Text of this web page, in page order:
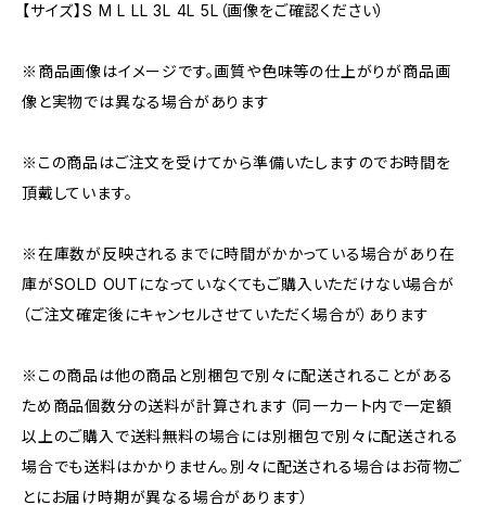
【サイズ】S M L LL 3L 4L 5L（画像をご確認ください）
※商品画像はイメージです。画質や色味等の仕上がりが商品画
像と実物では異なる場合があります
※この商品はご注文を受けてから準備いたしますのでお時間を
頂戴しています。
※在庫数が反映されるまでに時間がかかっている場合があり在
庫がSOLD OUTになっていなくてもご購入いただけない場合が
（ご注文確定後にキャンセルさせていただく場合が）あります
※この商品は他の商品と別梱包で別々に配送されることがある
ため商品個数分の送料が計算されます（同一カート内で一定額
以上のご購入で送料無料の場合には別梱包で別々に配送される
場合でも送料はかかりません。別々に配送される場合はお荷物ご
とにお届け時期が異なる場合があります）